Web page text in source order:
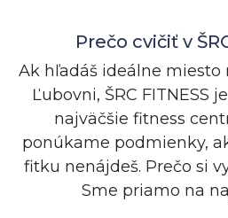
Prečo cvičiť v
Ak hľadáš ideálne miesto
Ľubovni, ŠRC FITNESS
najväčšie fitness
ponúkame podmienky,
fitku nenájdeš. Prečo si
Sme priamo na